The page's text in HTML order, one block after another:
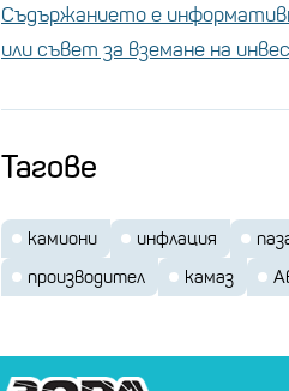
Съдържанието е
или съвет за вземане на
Тагове
камиони инфлация
производител
камаз